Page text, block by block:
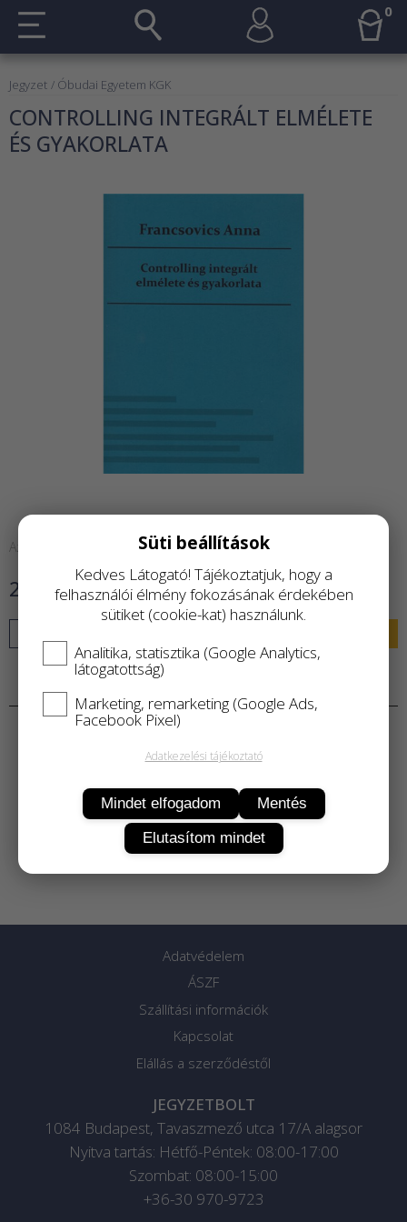
0
Jegyzet / Óbudai Egyetem KGK
CONTROLLING INTEGRÁLT ELMÉLETE
ÉS GYAKORLATA
Azonnal raktárról
2 900 Ft
Adatvédelem
ÁSZF
Szállítási információk
Kapcsolat
Elállás a szerződéstől
JEGYZETBOLT
1084 Budapest, Tavaszmező utca 17/A alagsor
Nyitva tartás: Hétfő-Péntek: 08:00-17:00
Szombat: 08:00-15:00
+36-30 970-9723
Süti beállítások
Kedves Látogató! Tájékoztatjuk, hogy a
felhasználói élmény fokozásának érdekében
sütiket (cookie-kat) használunk.
Analitika, statisztika (Google Analytics,
látogatottság)
Marketing, remarketing (Google Ads,
Facebook Pixel)
Adatkezelési tájékoztató
Mindet elfogadom
Mentés
Elutasítom mindet